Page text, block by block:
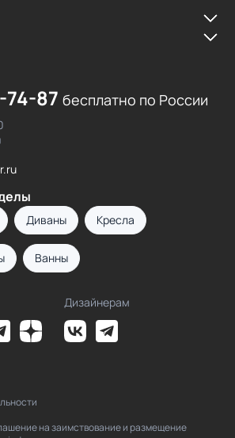
87 бесплатно по России
Диваны Кресла
Ванны
Дизайнерам
на заимствование и размещение